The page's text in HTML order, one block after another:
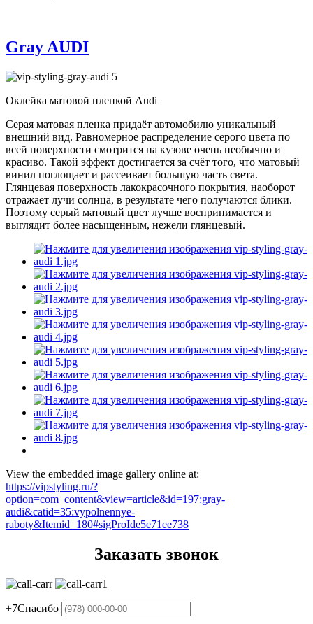
Gray AUDI
Оклейка матовой пленкой Audi
Серая матовая пленка придаёт автомобилю уникальный
внешний вид. Равномерное распределение серого цвета по
всей поверхности смотрится на кузове очень необычно и
красиво. Такой эффект достигается за счёт того, что матовый
винил поглощает и рассеивает большую часть света.
Глянцевая поверхность лакокрасочного покрытия, наоборот
отражает лучи солнца, в результате чего получаются блики.
Поэтому серый матовый цвет лучше воспринимается и
выглядит более насыщенным, нежели глянцевый.
View the embedded image gallery online at:
https://vipstyling.ru/?
option=com_content&view=article&id=197:gray-
audi&catid=35:vypolnennye-
raboty&Itemid=180#sigProIde5e71ee738
Заказать звонок
+7Спасибо